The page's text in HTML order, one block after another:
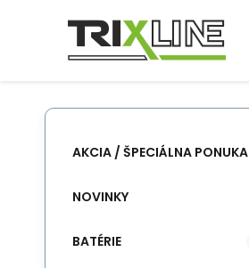
AKCIA / ŠPECIÁLNA PONUKA
NOVINKY
BATÉRIE